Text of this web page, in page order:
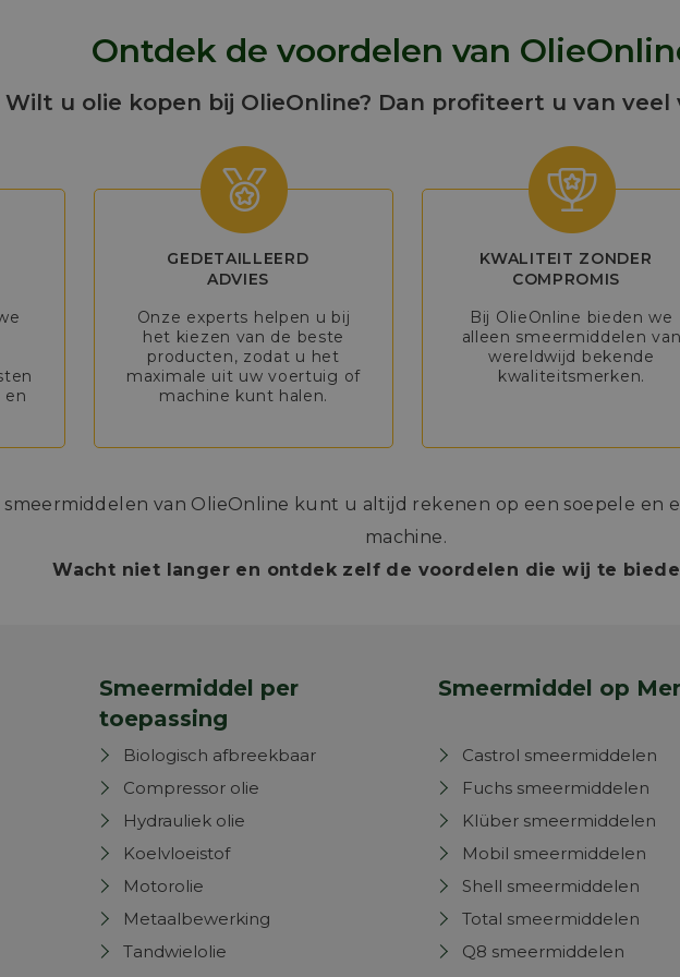
Ontdek de voordelen van
Wilt u olie kopen bij OlieOnline? Dan profiteert u van veel
en
GEDETAILLEERD
ADVIES
Onze experts helpen u bij
het kiezen van de beste
producten, zodat u het
maximale uit uw voertuig of
machine kunt halen.
KWALITEIT ZONDER
COMPROMIS
Bij OlieOnline bieden we
alleen smeermiddelen van
wereldwijd bekende
kwaliteitsmerken.
smeermiddelen van OlieOnline kunt u altijd rekenen op een soepele en
machine.
Wacht niet langer en ontdek zelf de voordelen die wij te
Smeermiddel per
toepassing
Biologisch afbreekbaar
Compressor olie
Hydrauliek olie
Koelvloeistof
Motorolie
Metaalbewerking
Tandwielolie
Smeermiddel op
Castrol smeermiddelen
Fuchs smeermiddelen
Klüber smeermiddelen
Mobil smeermiddelen
Shell smeermiddelen
Total smeermiddelen
Q8 smeermiddelen